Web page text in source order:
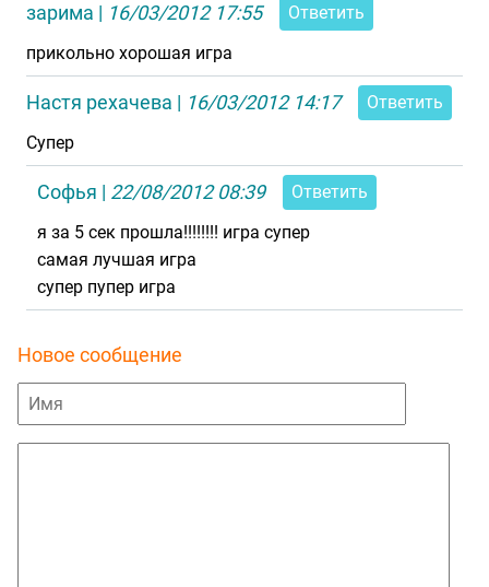
зарима | 16/03/2012 17:55
Ответить
прикольно хорошая игра
Настя рехачева | 16/03/2012 14:17
Ответить
Супер
Софья | 22/08/2012 08:39
Ответить
я за 5 сек прошла!!!!!!!! игра супер
самая лучшая игра
супер пупер игра
Новое сообщение